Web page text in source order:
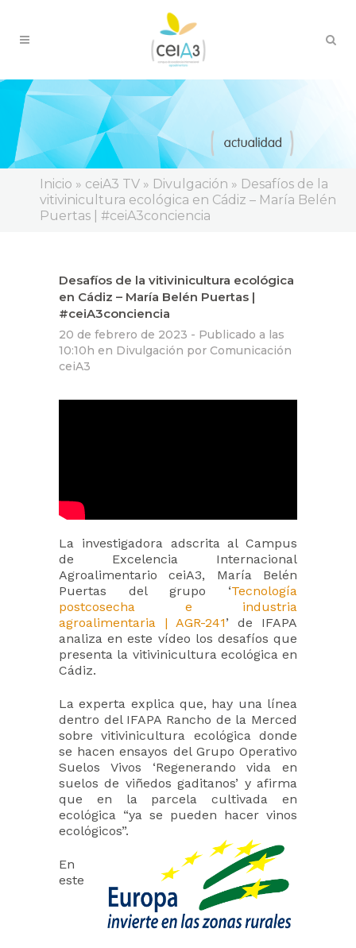
Inicio » ceiA3 TV » Divulgación » Desafíos de la
vitivinicultura ecológica en Cádiz – María Belén
Puertas | #ceiA3conciencia
Desafíos de la vitivinicultura ecológica
en Cádiz – María Belén Puertas |
#ceiA3conciencia
20 de febrero de 2023 - Publicado a las
10:10h en Divulgación por Comunicación
ceiA3
La investigadora adscrita al Campus
de Excelencia Internacional
Agroalimentario ceiA3, María Belén
Puertas del grupo ‘Tecnología
postcosecha e industria
agroalimentaria | AGR-241’ de IFAPA
analiza en este vídeo los desafíos que
presenta la vitivinicultura ecológica en
Cádiz.
La experta explica que, hay una línea
dentro del IFAPA Rancho de la Merced
sobre vitivinicultura ecológica donde
se hacen ensayos del Grupo Operativo
Suelos Vivos ‘Regenerando vida en
suelos de viñedos gaditanos’ y afirma
que en la parcela cultivada en
ecológica “ya se pueden hacer vinos
ecológicos”.
En
este